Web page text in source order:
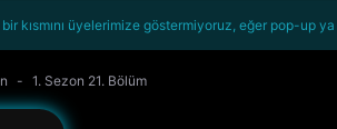
bir kısmını üyelerimize göstermiyoruz, eğer pop-up
1. Sezon 21. Bölüm